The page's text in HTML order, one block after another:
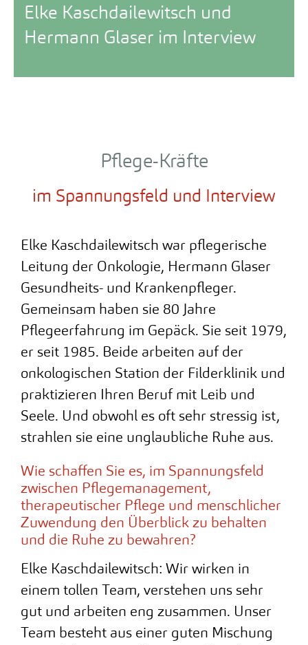
Elke Kaschdailewitsch und
Hermann Glaser im Interview
Pflege-Kräfte
im Spannungsfeld und Interview
Elke Kaschdailewitsch war pflegerische
Leitung der Onkologie, Hermann Glaser
Gesundheits- und Krankenpfleger.
Gemeinsam haben sie 80 Jahre
Pflegeerfahrung im Gepäck. Sie seit 1979,
er seit 1985. Beide arbeiten auf der
onkologischen Station der Filderklinik und
praktizieren Ihren Beruf mit Leib und
Seele. Und obwohl es oft sehr stressig ist,
strahlen sie eine unglaubliche Ruhe aus.
Wie schaffen Sie es, im Spannungsfeld
zwischen Pflegemanagement,
therapeutischer Pflege und menschlicher
Zuwendung den Überblick zu behalten
und die Ruhe zu bewahren?
Elke Kaschdailewitsch: Wir wirken in
einem tollen Team, verstehen uns sehr
gut und arbeiten eng zusammen. Unser
Team besteht aus einer guten Mischung